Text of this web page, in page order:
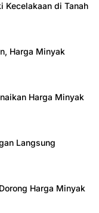
Kecelakaan di Tanah
Harga Minyak
Harga Minyak
Langsung
Harga Minyak